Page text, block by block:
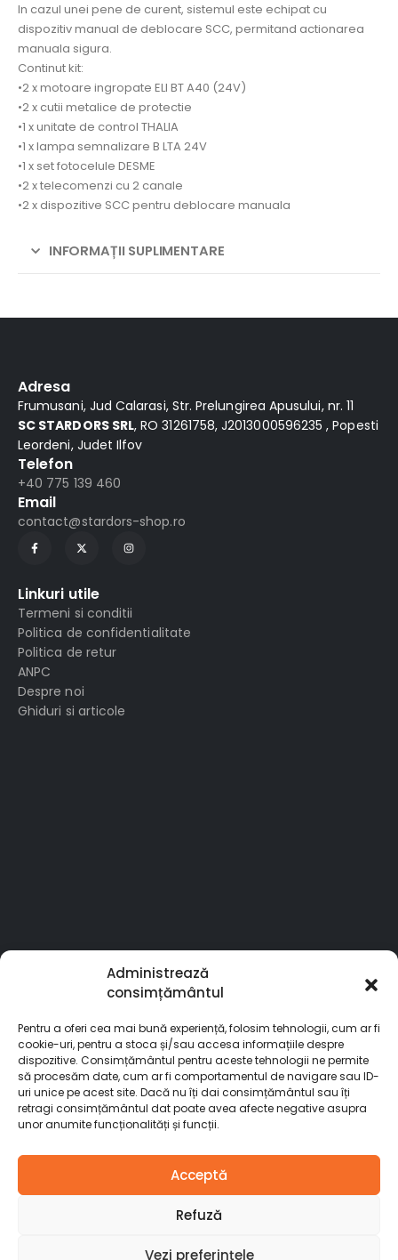
Administrează
consimțământul
Pentru a oferi cea mai bună experiență, folosim tehnologii, cum ar fi
cookie-uri, pentru a stoca și/sau accesa informațiile despre
dispozitive. Consimțământul pentru aceste tehnologii ne permite
să procesăm date, cum ar fi comportamentul de navigare sau ID-
uri unice pe acest site. Dacă nu îți dai consimțământul sau îți
retragi consimțământul dat poate avea afecte negative asupra
unor anumite funcționalități și funcții.
Acceptă
Refuză
Vezi preferințele
In cazul unei pene de curent, sistemul este echipat cu
dispozitiv manual de deblocare SCC, permitand actionarea
manuala sigura.
Continut kit:
•2 x motoare ingropate ELI BT A40 (24V)
•2 x cutii metalice de protectie
•1 x unitate de control THALIA
•1 x lampa semnalizare B LTA 24V
•1 x set fotocelule DESME
•2 x telecomenzi cu 2 canale
•2 x dispozitive SCC pentru deblocare manuala
INFORMAȚII SUPLIMENTARE
Adresa
Frumusani, Jud Calarasi, Str. Prelungirea Apusului, nr. 11
SC STARDORS SRL, RO 31261758, J2013000596235 , Popesti
Leordeni, Judet Ilfov
Telefon
+40 775 139 460
Email
contact@stardors-shop.ro
Linkuri utile
Termeni si conditii
Politica de confidentialitate
Politica de retur
ANPC
Despre noi
Ghiduri si articole
© Stardoors. 2025. All Rights Reserved